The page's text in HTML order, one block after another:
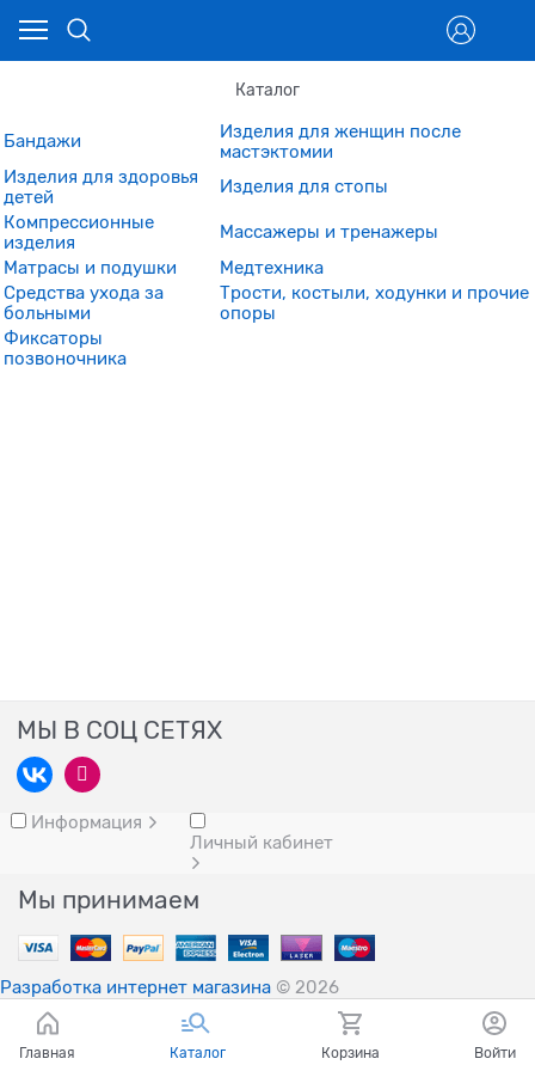
Каталог
Бандажи
Изделия для женщин после
мастэктомии
Изделия для здоровья
детей
Изделия для стопы
Компрессионные
изделия
Массажеры и тренажеры
Матрасы и подушки
Медтехника
Средства ухода за
больными
Трости, костыли, ходунки и прочие
опоры
Фиксаторы
позвоночника
МЫ В СОЦ СЕТЯХ
Информация
Личный кабинет
Мы принимаем
Разработка интернет магазина © 2026
Главная Каталог Корзина Войти